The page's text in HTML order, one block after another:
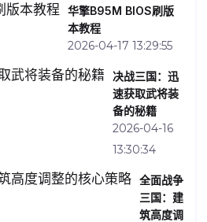
华擎B95M BIOS刷版
本教程
2026-04-17 13:29:55
决战三国：迅
速获取武将装
备的秘籍
2026-04-16
13:30:34
全面战争
三国：建
筑高度调